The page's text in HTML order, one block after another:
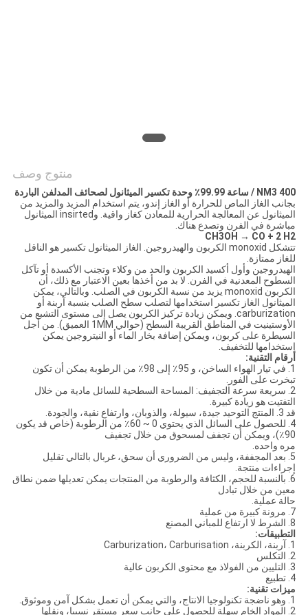
منتوج وصف
400 NM3 / ساعة 99.99٪ وحدة تكسير الميثانول لصحائف المدلفن الباردة
بجانب الغاز الماص للحرارة أو الغاز إندو، يتم استخدام المزيد والمزيد من
الميثانول عن المعالجة الحرارية للمعادن كغاز واقية. وinsirted الميثانول
مباشرة في الفرن وتصدع هناك.
CH3OH → CO + 2 H2
تتشكل monoxid الكربون والهيدروجين. الغاز الميثانول تكسير هو الناقل
للغاز ممتازة.
الهيدروجين وأول أكسيد الكربون والحد من وكلاء وتجنب الأكسدة أو تآكل
السطوح المعدنية في الفرن. لا بد من أخذها بعين الاعتبار مع ذلك، أن
الكربون monoxid يزيد من نسبة الكربون في الصلب. وبالتالي، يمكن
الميثانول الغاز تكسير استخدامها لتصلب سطح الصلب بنسبة آربنة أو
carburization. ويمكن زيادة تركيز الكربون يصل إلى مستوى التشبع من
الأوستينيت في المناطق القريبة السطح (حوالي 1MM العميق). من أجل
السيطرة على كربون، ويمكن إضافة بخار الماء أو النيتروجين يمكن
استخدامها للتخفيف.
أرقام التقنية:
1. في تيار الهواء الساخن، و 95٪ إلى 98٪ من الرطوبة يمكن أن تكون
تبخرت على الفور.
2. سريعة سرعة التجفيف: المساحة السطحية للسائل مادية من خلال
التفتيت هو زيادة كبيرة.
قد 3. المنتج التوحيد جيدة، سيولة، والذوبان، وارتفاع نقية، والجودة.
4. للحصول على السائل الذي يحتوي 0 ~ 60٪ من الرطوبة (خاص قد يكون
90٪)، ويمكن أن تجفف لمسحوق من خلال تجفيف
مره واحده.
5. بعد المجففة، وليس من الضروري أن سحق، غربال بالتالي تقليل
إجراءات منتجة.
6. بالنسبة للحجم، الكثافة والرطوبة من المنتجات يمكن تعديلها ضمن نطاق
معين من خلال تبادل
حالة عملية.
7. مرونة كبيرة من عملية
8. الشرط لا ارتفاع للمباني المصنع
التطبيقات:
1. آربنة، الكربنة، Carburization، Carburisation
2. التكلس
3. التليين من الفولاذ مع محتوى الكربون عالية
4. تطبيع
ميزات تقنية:
1. وهو ناضجة تكنولوجيا الانتاج، والتي يمكن أن تعمل بشكل آمن وموثوق.
2. المواد الخام سهلة للحصول على جانب سعر مستقر نسبيا، ونقلها